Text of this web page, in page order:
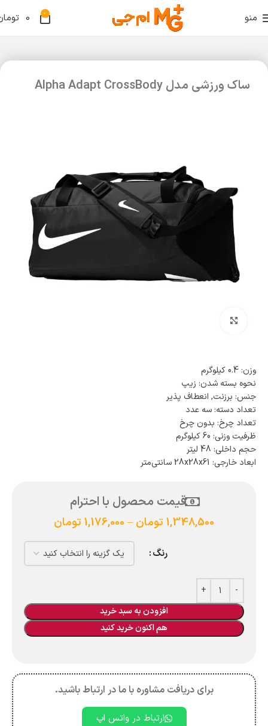
منو 0
0
ساک ورزشی مدل Alpha Adapt CrossBody
وزن: 0.4 کیلوگرم
نحوه بسته شدن: زیپ
جنس: برزنت, انعطاف پذیر
تعداد دسته: سه عدد
تعداد چرخ: بدون چرخ
ظرفیت وزنی: 60 کیلوگرم
حجم داخلی: 48 لیتر
ابعاد خارجی: 28x28x61 سانتی‌متر
قیمت محصول با احترام
1,348,500 تومان –
1,176,000 تومان
رنگ
افزودن به سبد خرید
هم اکنون خرید کنید
برای دریافت مشاوره با ما در ارتباط باشید.
ارتباط در واتس اپ